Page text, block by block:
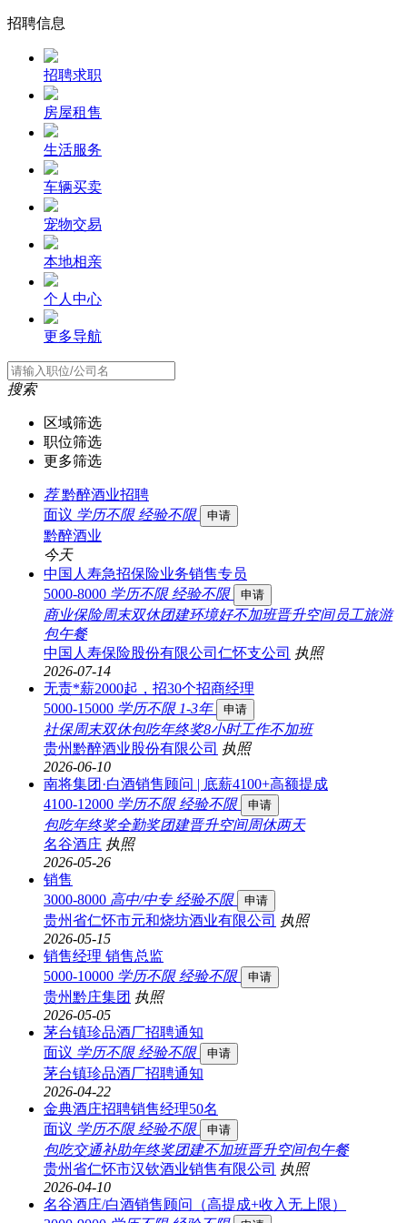
招聘信息
招聘求职
房屋租售
生活服务
车辆买卖
宠物交易
本地相亲
个人中心
更多导航
搜索
区域筛选
职位筛选
更多筛选
荐 黔醉酒业招聘
面议 学历不限 经验不限 申请
黔醉酒业
今天
中国人寿急招保险业务销售专员
5000-8000 学历不限 经验不限 申请
商业保险周末双休团建环境好不加班晋升空间员工旅游
包午餐
中国人寿保险股份有限公司仁怀支公司 执照
2026-07-14
无责*薪2000起，招30个招商经理
5000-15000 学历不限 1-3年 申请
社保周末双休包吃年终奖8小时工作不加班
贵州黔醉酒业股份有限公司 执照
2026-06-10
南将集团·白酒销售顾问 | 底薪4100+高额提成
4100-12000 学历不限 经验不限 申请
包吃年终奖全勤奖团建晋升空间周休两天
名谷酒庄 执照
2026-05-26
销售
3000-8000 高中/中专 经验不限 申请
贵州省仁怀市元和烧坊酒业有限公司 执照
2026-05-15
销售经理 销售总监
5000-10000 学历不限 经验不限 申请
贵州黔庄集团 执照
2026-05-05
茅台镇珍品酒厂招聘通知
面议 学历不限 经验不限 申请
茅台镇珍品酒厂招聘通知
2026-04-22
金典酒庄招聘销售经理50名
面议 学历不限 经验不限 申请
包吃交通补助年终奖团建不加班晋升空间包午餐
贵州省仁怀市汉钦酒业销售有限公司 执照
2026-04-10
名谷酒庄/白酒销售顾问（高提成+收入无上限）